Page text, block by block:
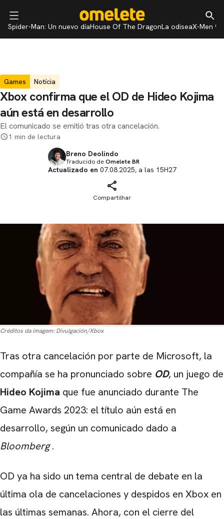
Spider-Man: Un nuevo díaHouse Of The DragonLa odiseaX-Men 97
Games Notícia
Xbox confirma que el OD de Hideo Kojima
aún está en desarrollo
El comunicado se emitió tras otra cancelación.
1 min de lectura
Breno Deolindo
Traducido deOmelete BR
Actualizado en 07.08.2025, a las 15H27
Compartilhar
Créditos da imagem: Divulgación/Xbox
Tras otra cancelación por parte de Microsoft, la
compañía se ha pronunciado sobre OD, un juego de
Hideo Kojima que fue anunciado durante The
Game Awards 2023: el título aún está en
desarrollo, según un comunicado dado a
Bloomberg.
OD ya ha sido un tema central de debate en la
última ola de cancelaciones y despidos en Xbox en
las últimas semanas. Ahora, con el cierre del